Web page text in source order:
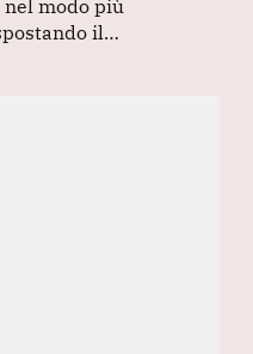
nel modo più
il…